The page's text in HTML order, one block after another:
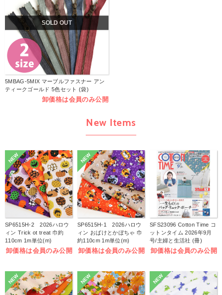
SOLD OUT
5MBAG-5MIX マーブルファスナー アン
ティークゴールド 5色セット (袋)
卸価格は会員のみ公開
New Items
NEW
SP6515H-2 2026ハロウ
ィン Trick ot treat 巾約
110cm 1m単位(m)
卸価格は会員のみ公開
NEW
SP6515H-1 2026ハロウ
ィン おばけとかぼちゃ 巾
約110cm 1m単位(m)
卸価格は会員のみ公開
SFS23096 Cotton Time コ
ットンタイム 2026年9月
号/主婦と生活社 (冊)
卸価格は会員のみ公開
NEW NEW NEW